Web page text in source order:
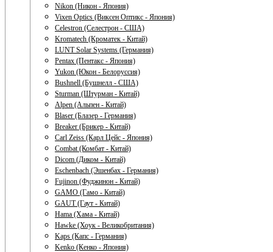
Nikon (Никон - Япония)
Vixen Optics (Виксен Оптикс - Япония)
Celestron (Селестрон - США)
Kromatech (Кроматек - Китай)
LUNT Solar Systems (Германия)
Pentax (Пентакс - Япония)
Yukon (Юкон - Белоруссия)
Bushnell (Бушнелл - США)
Sturman (Штурман - Китай)
Alpen (Альпен - Китай)
Blaser (Блазер - Германия)
Breaker (Брикер - Китай)
Carl Zeiss (Карл Цейс - Япония)
Combat (Комбат - Китай)
Dicom (Диком - Китай)
Eschenbach (Эшенбах - Германия)
Fujinon (Фуджинон - Китай)
GAMO (Гамо - Китай)
GAUT (Гаут - Китай)
Hama (Хама - Китай)
Hawke (Хоук - Великобритания)
Kaps (Капс - Германия)
Kenko (Кенко - Япония)